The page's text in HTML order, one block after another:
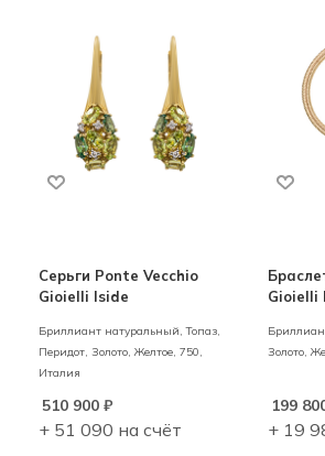
Серьги Ponte Vecchio
Gioielli Iside
Бриллиант натуральный, Топаз,
Перидот, Золото, Желтое, 750,
Италия
510 900 ₽
+ 51 090 на счёт
Gioielli
Золото,
199
+ 19